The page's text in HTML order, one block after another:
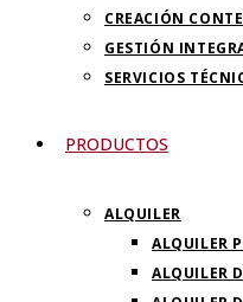
CREACIÓN
GESTIÓN
SERVICIOS
PRODUCTOS
ALQUILER
ALQUILER
ALQUILER